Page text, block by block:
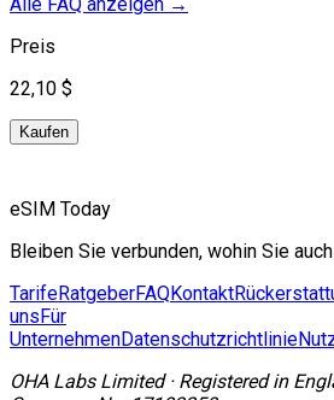
Alle FAQ anzeigen →
Preis
22,10 $
Kaufen
eSIM Today
Bleiben Sie verbunden, wohin Sie
TarifeRatgeberFAQKontakt
uns Für
UnternehmenDatenschutzrichtlinie
OHA Labs Limited· Registered in